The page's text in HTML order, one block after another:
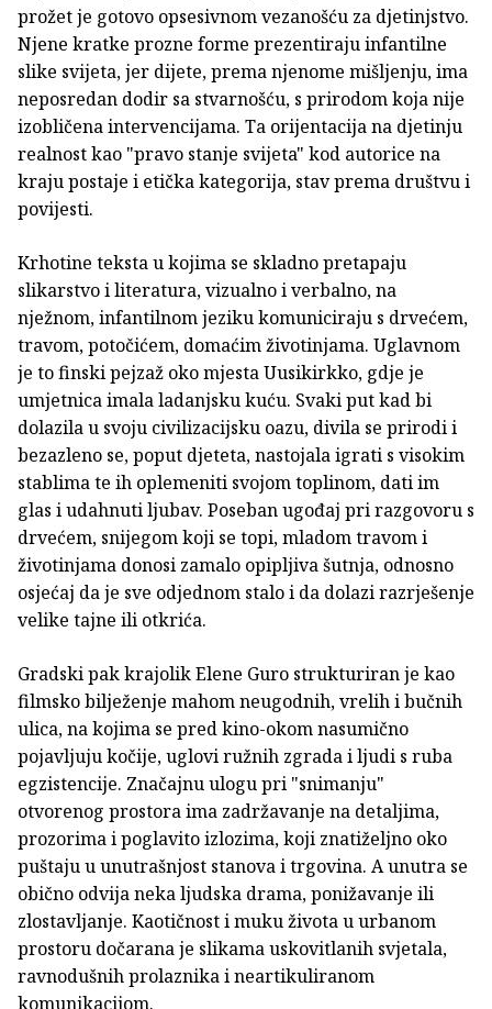
prožet je gotovo opsesivnom vezanošću za djetinjstvo.
Njene kratke prozne forme prezentiraju infantilne
slike svijeta, jer dijete, prema njenome mišljenju, ima
neposredan dodir sa stvarnošću, s prirodom koja nije
izobličena intervencijama. Ta orijentacija na djetinju
realnost kao "pravo stanje svijeta" kod autorice na
kraju postaje i etička kategorija, stav prema društvu i
povijesti.
Krhotine teksta u kojima se skladno pretapaju
slikarstvo i literatura, vizualno i verbalno, na
nježnom, infantilnom jeziku komuniciraju s drvećem,
travom, potočićem, domaćim životinjama. Uglavnom
je to finski pejzaž oko mjesta Uusikirkko, gdje je
umjetnica imala ladanjsku kuću. Svaki put kad bi
dolazila u svoju civilizacijsku oazu, divila se prirodi i
bezazleno se, poput djeteta, nastojala igrati s visokim
stablima te ih oplemeniti svojom toplinom, dati im
glas i udahnuti ljubav. Poseban ugođaj pri razgovoru s
drvećem, snijegom koji se topi, mladom travom i
životinjama donosi zamalo opipljiva šutnja, odnosno
osjećaj da je sve odjednom stalo i da dolazi razrješenje
velike tajne ili otkrića.
Gradski pak krajolik Elene Guro strukturiran je kao
filmsko bilježenje mahom neugodnih, vrelih i bučnih
ulica, na kojima se pred kino-okom nasumično
pojavljuju kočije, uglovi ružnih zgrada i ljudi s ruba
egzistencije. Značajnu ulogu pri "snimanju"
otvorenog prostora ima zadržavanje na detaljima,
prozorima i poglavito izlozima, koji znatiželjno oko
puštaju u unutrašnjost stanova i trgovina. A unutra se
obično odvija neka ljudska drama, ponižavanje ili
zlostavljanje. Kaotičnost i muku života u urbanom
prostoru dočarana je slikama uskovitlanih svjetala,
ravnodušnih prolaznika i neartikuliranom
komunikacijom.